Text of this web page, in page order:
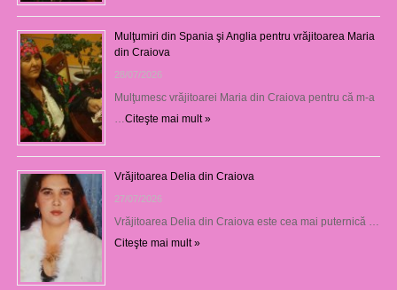
Mulţumiri din Spania şi Anglia pentru vrăjitoarea Maria
din Craiova
28/07/2026
Mulţumesc vrăjitoarei Maria din Craiova pentru că m-a
Citeşte mai mult »
Vrăjitoarea Delia din Craiova
27/07/2026
Vrăjitoarea Delia din Craiova este cea mai puternică …
Citeşte mai mult »